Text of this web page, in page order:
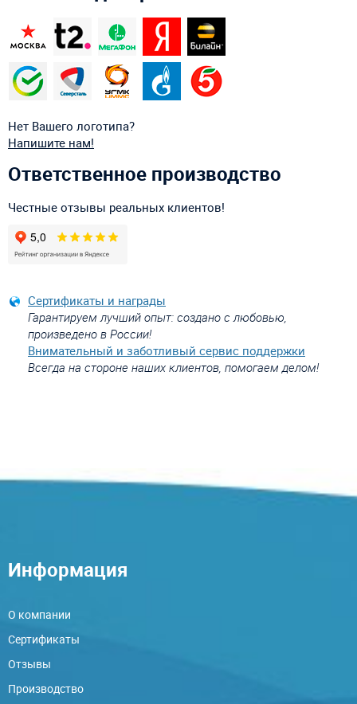
Нет Вашего логотипа?
Напишите нам!
Ответственное производство
Честные отзывы реальных клиентов!
Сертификаты и награды
Гарантируем лучший опыт: создано с любовью,
произведено в России!
Внимательный и заботливый сервис поддержки
Всегда на стороне наших клиентов, помогаем делом!
Информация
О компании
Сертификаты
Отзывы
Производство